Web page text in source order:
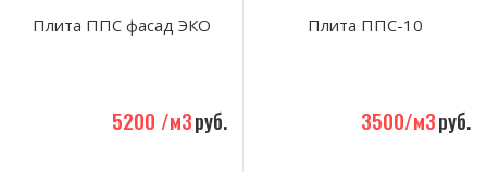
Плита ППС фасад ЭКО
5200 /м3руб.
Плита ППС-10
3500/м3руб.